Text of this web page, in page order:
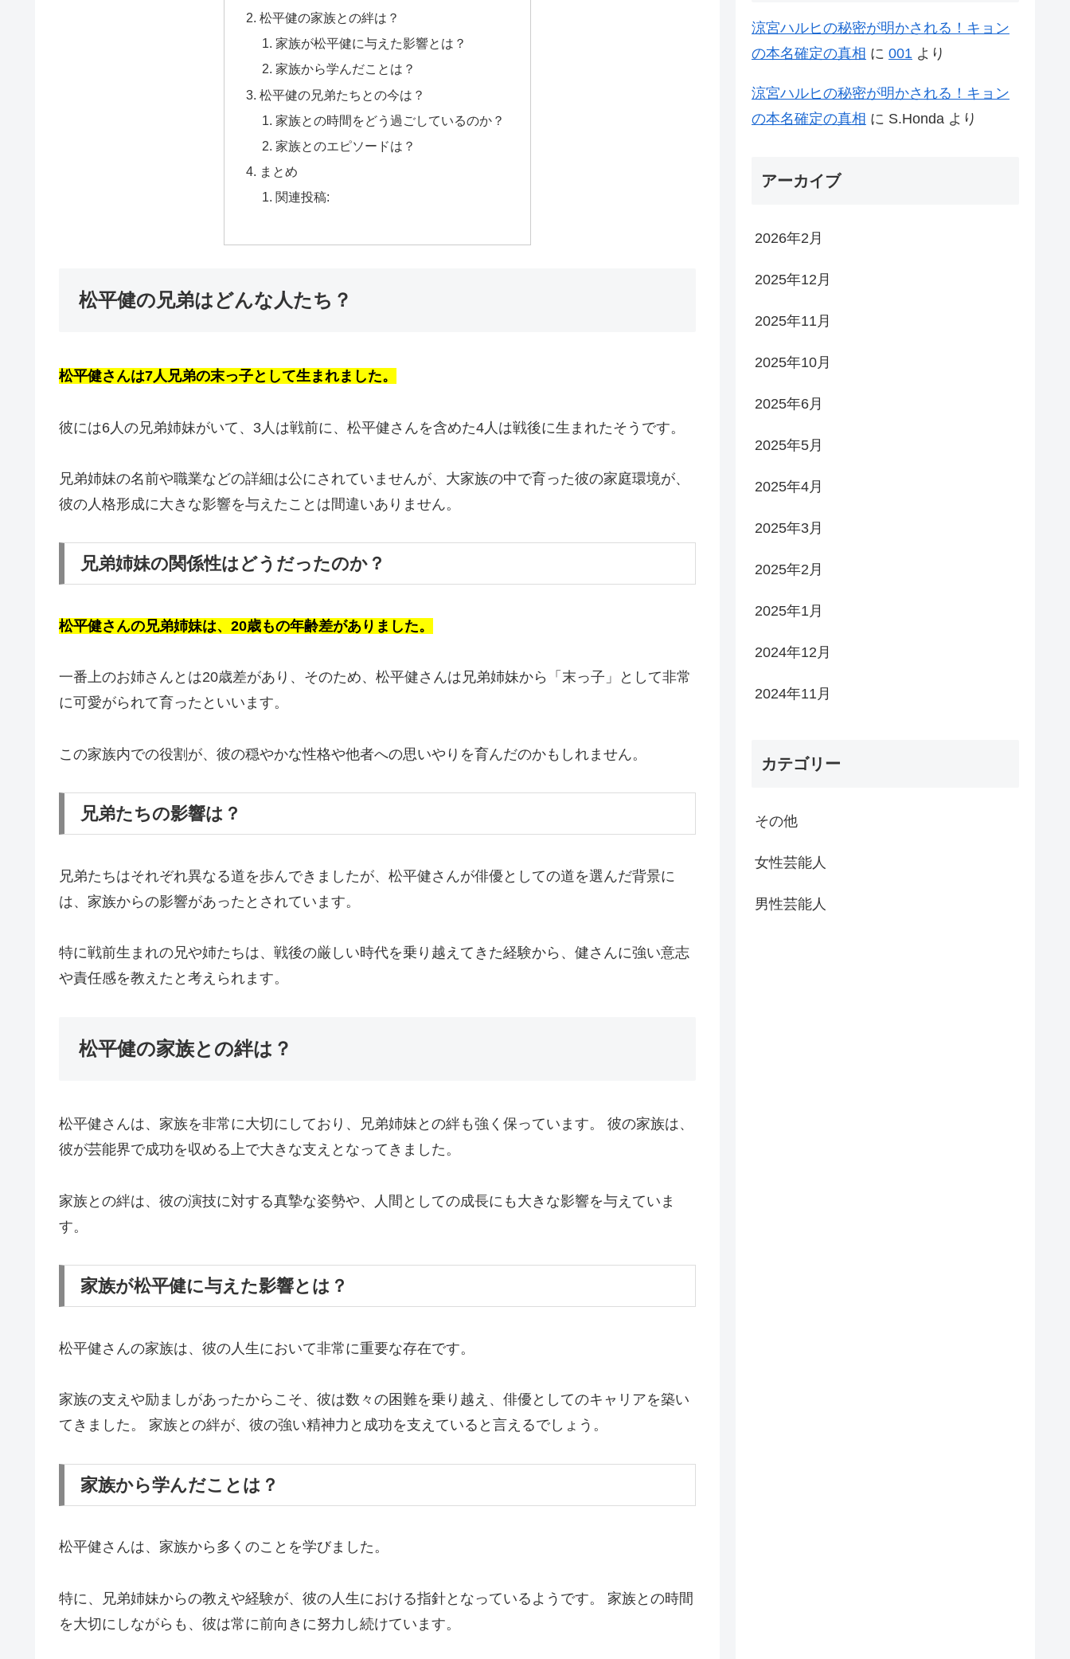
松平健の家族との絆は？
家族が松平健に与えた影響とは？
家族から学んだことは？
松平健の兄弟たちとの今は？
家族との時間をどう過ごしているのか？
家族とのエピソードは？
まとめ
関連投稿:
松平健の兄弟はどんな人たち？
松平健さんは7人兄弟の末っ子として生まれました。
彼には6人の兄弟姉妹がいて、3人は戦前に、松平健さんを含めた4人は戦後に生まれたそうです。
兄弟姉妹の名前や職業などの詳細は公にされていませんが、大家族の中で育った彼の家庭環境が、
彼の人格形成に大きな影響を与えたことは間違いありません。
兄弟姉妹の関係性はどうだったのか？
松平健さんの兄弟姉妹は、20歳もの年齢差がありました。
一番上のお姉さんとは20歳差があり、そのため、松平健さんは兄弟姉妹から「末っ子」として非常
に可愛がられて育ったといいます。
この家族内での役割が、彼の穏やかな性格や他者への思いやりを育んだのかもしれません。
兄弟たちの影響は？
兄弟たちはそれぞれ異なる道を歩んできましたが、松平健さんが俳優としての道を選んだ背景に
は、家族からの影響があったとされています。
特に戦前生まれの兄や姉たちは、戦後の厳しい時代を乗り越えてきた経験から、健さんに強い意志
や責任感を教えたと考えられます。
松平健の家族との絆は？
松平健さんは、家族を非常に大切にしており、兄弟姉妹との絆も強く保っています。 彼の家族は、
彼が芸能界で成功を収める上で大きな支えとなってきました。
家族との絆は、彼の演技に対する真摯な姿勢や、人間としての成長にも大きな影響を与えていま
す。
家族が松平健に与えた影響とは？
松平健さんの家族は、彼の人生において非常に重要な存在です。
家族の支えや励ましがあったからこそ、彼は数々の困難を乗り越え、俳優としてのキャリアを築い
てきました。 家族との絆が、彼の強い精神力と成功を支えていると言えるでしょう。
家族から学んだことは？
松平健さんは、家族から多くのことを学びました。
特に、兄弟姉妹からの教えや経験が、彼の人生における指針となっているようです。 家族との時間
を大切にしながらも、彼は常に前向きに努力し続けています。
涼宮ハルヒの秘密が明かされる！キョン
の本名確定の真相 に 001 より
涼宮ハルヒの秘密が明かされる！キョン
の本名確定の真相 に S.Honda より
アーカイブ
2026年2月
2025年12月
2025年11月
2025年10月
2025年6月
2025年5月
2025年4月
2025年3月
2025年2月
2025年1月
2024年12月
2024年11月
カテゴリー
その他
女性芸能人
男性芸能人